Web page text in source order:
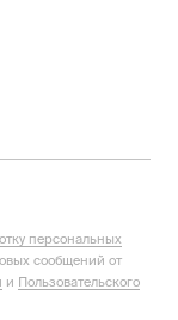
персональных
сообщений от
и Пользовательского